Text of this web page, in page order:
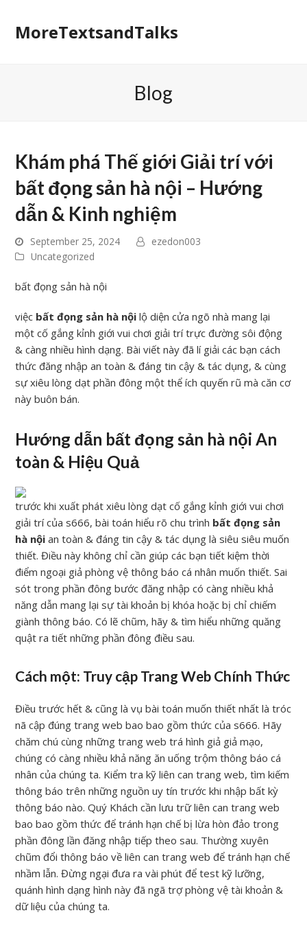
MoreTextsandTalks
Blog
Khám phá Thế giới Giải trí với
bất đọng sản hà nội – Hướng
dẫn & Kinh nghiệm
September 25, 2024
ezedon003
Uncategorized
bất đọng sản hà nội
việc bất đọng sản hà nội lộ diện cửa ngõ nhà mang lại
một cố gắng kỉnh giới vui chơi giải trí trực đường sôi động
& càng nhiều hình dạng. Bài viết này đã lí giải các bạn cách
thức đăng nhập an toàn & đáng tin cậy & tác dụng, & cùng
sự xiêu lòng dạt phần đông một thể ích quyến rũ mà căn cơ
này buôn bán.
Hướng dẫn bất đọng sản hà nội An
toàn & Hiệu Quả
trước khi xuất phát xiêu lòng dạt cố gắng kỉnh giới vui chơi
giải trí của s666, bài toán hiểu rõ chu trình bất đọng sản
hà nội an toàn & đáng tin cậy & tác dụng là siêu siêu muốn
thiết. Điều này không chỉ cần giúp các bạn tiết kiệm thời
điểm ngoại giả phòng vệ thông báo cá nhân muốn thiết. Sai
sót trong phần đông bước đăng nhập có càng nhiều khả
năng dẫn mang lại sự tài khoản bị khóa hoặc bị chỉ chiếm
giành thông báo. Có lẽ chũm, hãy & tìm hiểu những quăng
quật ra tiết những phần đông điều sau.
Cách một: Truy cập Trang Web Chính Thức
Điều trước hết & cũng là vụ bài toán muốn thiết nhất là tróc
nã cập đúng trang web bao bao gồm thức của s666. Hãy
chăm chú cùng những trang web trá hình giả giả mạo,
chúng có càng nhiều khả năng ăn uống trộm thông báo cá
nhân của chúng ta. Kiểm tra kỹ liên can trang web, tìm kiếm
thông báo trên những nguồn uy tín trước khi nhập bất kỳ
thông báo nào. Quý Khách cần lưu trữ liên can trang web
bao bao gồm thức để tránh hạn chế bị lừa hòn đảo trong
phần đông lần đăng nhập tiếp theo sau. Thường xuyên
chũm đổi thông báo về liên can trang web để tránh hạn chế
nhầm lẫn. Đừng ngại đưa ra vài phút để test kỹ lưỡng,
quánh hình dạng hình này đã ngã trợ phòng vệ tài khoản &
dữ liệu của chúng ta.